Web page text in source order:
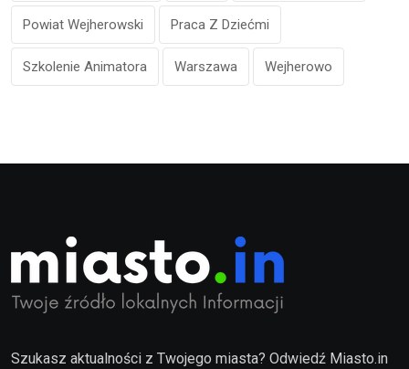
Powiat Wejherowski Praca Z Dziećmi
Szkolenie Animatora Warszawa Wejherowo
Szukasz aktualności z Twojego miasta? Odwiedź Miasto.in